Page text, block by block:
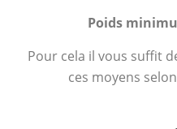
Poids
Pour cela il vous suffit
ces moyens